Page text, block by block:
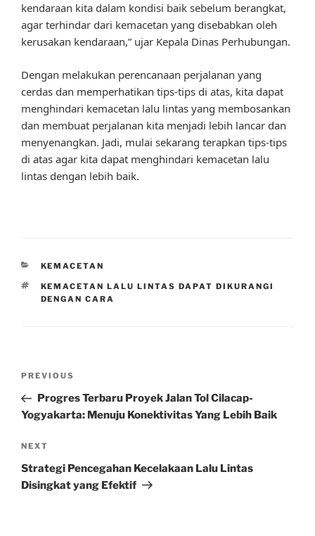
kendaraan kita dalam kondisi baik sebelum berangkat,
agar terhindar dari kemacetan yang disebabkan oleh
kerusakan kendaraan,” ujar Kepala Dinas Perhubungan.
Dengan melakukan perencanaan perjalanan yang
cerdas dan memperhatikan tips-tips di atas, kita dapat
menghindari kemacetan lalu lintas yang membosankan
dan membuat perjalanan kita menjadi lebih lancar dan
menyenangkan. Jadi, mulai sekarang terapkan tips-tips
di atas agar kita dapat menghindari kemacetan lalu
lintas dengan lebih baik.
CATEGORIES
KEMACETAN
TAGS
KEMACETAN LALU LINTAS DAPAT DIKURANGI
DENGAN CARA
Previous
Post
PREVIOUS
Progres Terbaru Proyek Jalan Tol Cilacap-
Yogyakarta: Menuju Konektivitas Yang Lebih Baik
Next
Post
NEXT
Strategi Pencegahan Kecelakaan Lalu Lintas
Disingkat yang Efektif